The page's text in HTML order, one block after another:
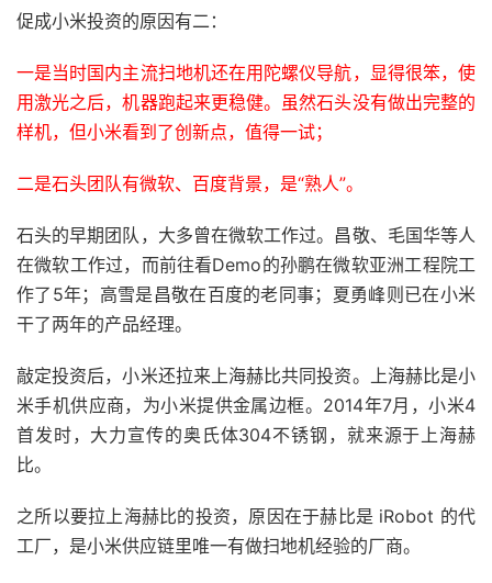
促成小米投资的原因有二：
一是当时国内主流扫地机还在用陀螺仪导航，显得很笨，使
用激光之后，机器跑起来更稳健。虽然石头没有做出完整的
样机，但小米看到了创新点，值得一试；
二是石头团队有微软、百度背景，是“熟人”。
石头的早期团队，大多曾在微软工作过。昌敬、毛国华等人
在微软工作过，而前往看Demo的孙鹏在微软亚洲工程院工
作了5年；高雪是昌敬在百度的老同事；夏勇峰则已在小米
干了两年的产品经理。
敲定投资后，小米还拉来上海赫比共同投资。上海赫比是小
米手机供应商，为小米提供金属边框。2014年7月，小米4
首发时，大力宣传的奥氏体304不锈钢，就来源于上海赫
比。
之所以要拉上海赫比的投资，原因在于赫比是 iRobot 的代
工厂，是小米供应链里唯一有做扫地机经验的厂商。